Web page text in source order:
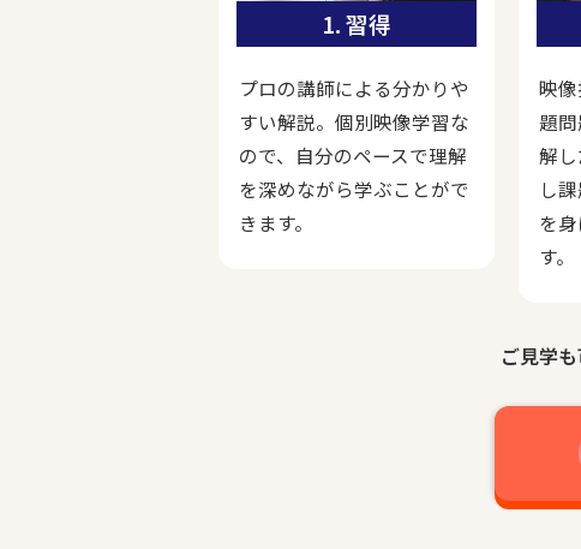
1. 習得
プロの講師による分かりや
すい解説。個別映像学習な
ので、自分のペースで理解
を深めながら学ぶことがで
きます。
映
題
解
し
を
す。
ご見学も